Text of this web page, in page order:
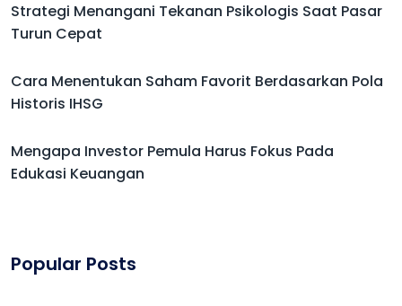
Strategi Menangani Tekanan Psikologis Saat Pasar
Turun Cepat
Cara Menentukan Saham Favorit Berdasarkan Pola
Historis IHSG
Mengapa Investor Pemula Harus Fokus Pada
Edukasi Keuangan
Popular Posts